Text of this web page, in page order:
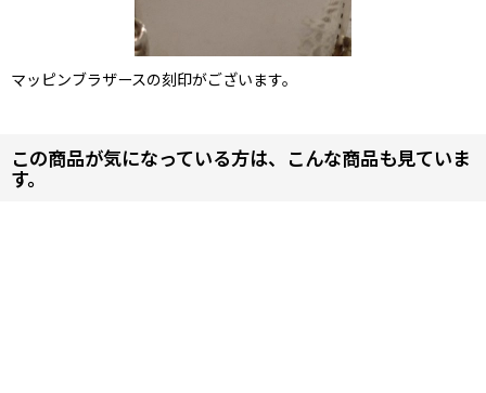
マッピンブラザースの刻印がございます。
この商品が気になっている方は、こんな商品も見ていま
す。